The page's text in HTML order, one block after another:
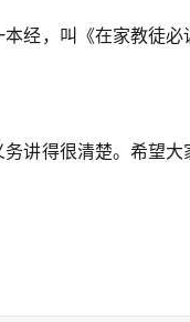
经，叫《在家教徒
讲得很清楚。希望大